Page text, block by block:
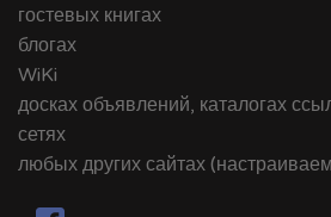
гостевых книгах
блогах
WiKi
досках объявлений, каталогах
сетях
любых других сайтах